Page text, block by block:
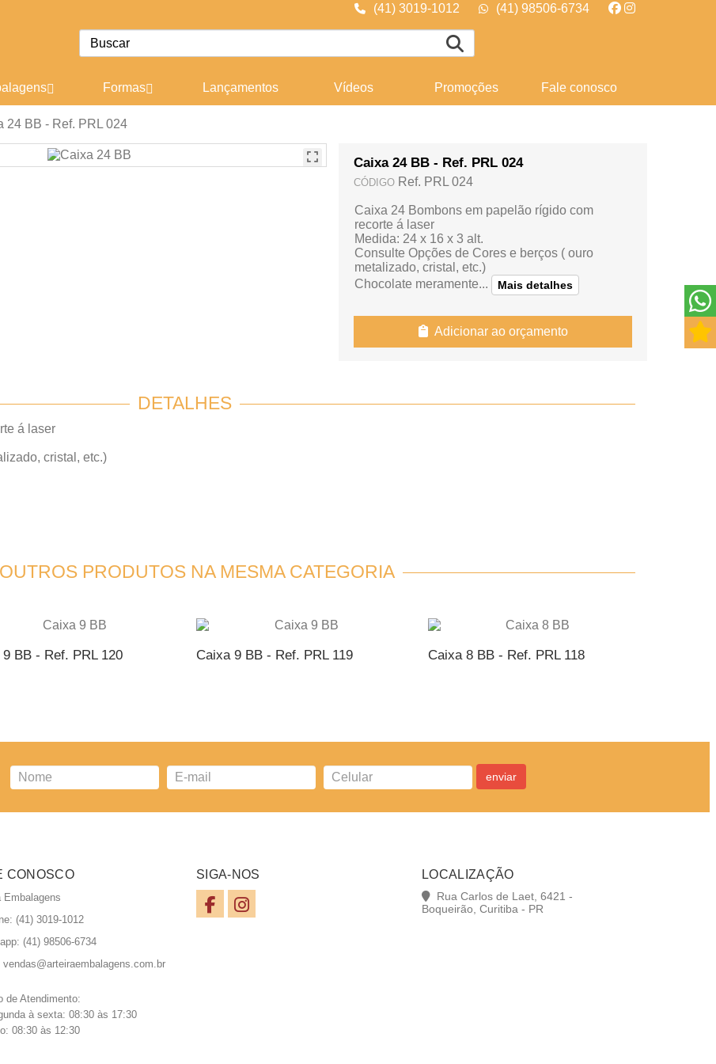
(41) 3019-1012 (41) 98506-6734
Formas Lançamentos Vídeos Promoções Fale conosco
24 BB - Ref. PRL 024
Caixa 24 BB - Ref. PRL 024
CÓDIGO Ref. PRL 024
Caixa 24 Bombons em papelão rígido com
recorte á laser
Medida: 24 x 16 x 3 alt.
Consulte Opções de Cores e berços ( ouro
metalizado, cristal, etc.)
Chocolate meramente...
Mais detalhes
Adicionar ao orçamento
DETALHES
á laser
cristal, etc.)
PRODUTOS NA MESMA CATEGORIA
9 BB - Ref. PRL 120 Caixa 9 BB - Ref. PRL 119 Caixa 8 BB - Ref. PRL 118
enviar
CONOSCO
Embalagens
(41) 3019-1012
(41) 98506-6734
vendas@arteiraembalagens.com.br
de Atendimento:
à sexta: 08:30 às 17:30
08:30 às 12:30
SIGA-NOS LOCALIZAÇÃO
Rua Carlos de Laet, 6421 -
Boqueirão, Curitiba - PR